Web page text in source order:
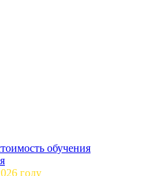
обучения
году